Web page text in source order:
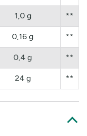
1,0 g **
0,16 g **
0,4 g **
24 g **